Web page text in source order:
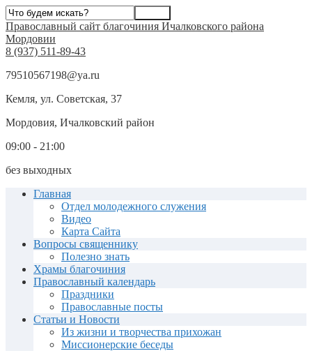
Православный сайт благочиния Ичалковского района
Мордовии
8 (937) 511-89-43
79510567198@ya.ru
Кемля, ул. Советская, 37
Мордовия, Ичалковский район
09:00 - 21:00
без выходных
Главная
Отдел молодежного служения
Видео
Карта Сайта
Вопросы священнику
Полезно знать
Храмы благочиния
Православный календарь
Праздники
Православные посты
Статьи и Новости
Из жизни и творчества прихожан
Миссионерские беседы